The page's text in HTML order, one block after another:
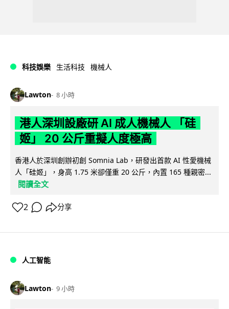
科技娛樂 生活科技 機械人
Lawton 8 小時
港人深圳設廠研 AI 成人機械人 「硅
姬」 20 公斤重擬人度極高
香港人於深圳創辦初創 Somnia Lab，研發出首款 AI 性愛機械
人「硅姬」，身高 1.75 米卻僅重 20 公斤，內置 165 種親密...
閱讀全文
2 分享
人工智能
Lawton 9 小時